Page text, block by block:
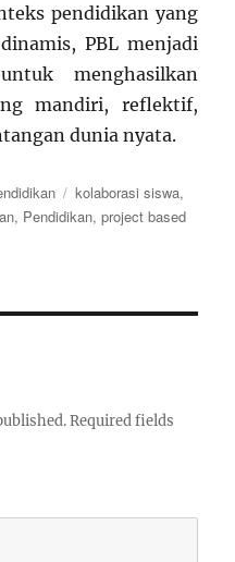
pendidikan yang
PBL menjadi
menghasilkan
mandiri, reflektif,
dunia nyata.
Tags
kolaborasi siswa,
, Pendidikan,project based
Required fields